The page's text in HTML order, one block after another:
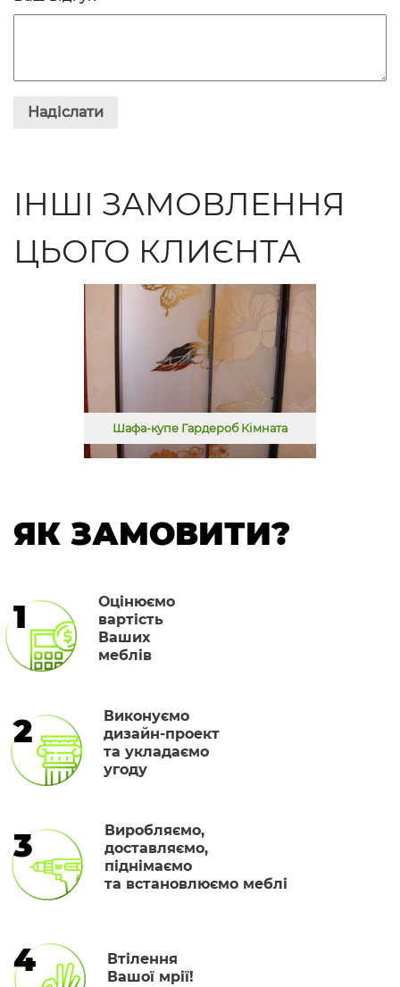
ІНШІ ЗАМОВЛЕННЯ
ЦЬОГО КЛИЄНТА
Шафа-купе Гардероб Кімната
ЯК ЗАМОВИТИ?
1
Оцінюємо
вартість
Ваших
меблів
2
Виконуємо
дизайн-проект
та укладаємо
угоду
3
Виробляємо,
доставляємо,
піднімаємо
та встановлюємо меблі
4
Втілення
Вашої мрії!